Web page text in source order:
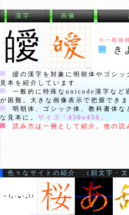
漢字 画像
皧 ※一部抜
き
皧 の漢字を対象に明朝体やゴシ
見本を紹介しています
一般的に特殊なunicode漢字など
が困難。大きな画像表示で把握できま
明朝体、ゴシック体、教科書体な
な見本に。 サイズ「 450x450 」
読み方は一例として紹介。他の読
色々なサイトの紹介 （顔文字・文